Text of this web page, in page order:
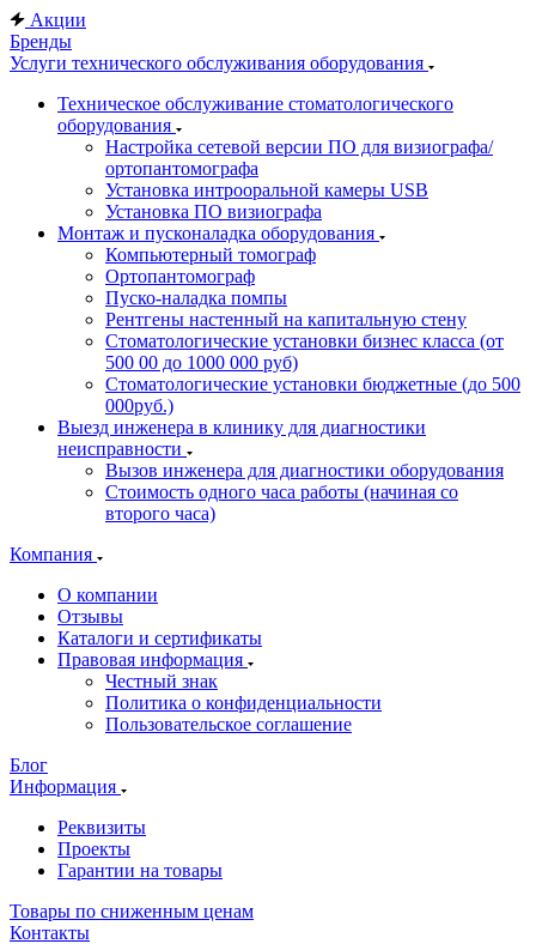
Акции
Бренды
Услуги технического обслуживания оборудования
Техническое обслуживание стоматологического
оборудования
Настройка сетевой версии ПО для визиографа/
ортопантомографа
Установка интрооральной камеры USB
Установка ПО визиографа
Монтаж и пусконаладка оборудования
Компьютерный томограф
Ортопантомограф
Пуско-наладка помпы
Рентгены настенный на капитальную стену
Стоматологические установки бизнес класса (от
500 00 до 1000 000 руб)
Стоматологические установки бюджетные (до 500
000руб.)
Выезд инженера в клинику для диагностики
неисправности
Вызов инженера для диагностики оборудования
Стоимость одного часа работы (начиная со
второго часа)
Компания
О компании
Отзывы
Каталоги и сертификаты
Правовая информация
Честный знак
Политика о конфиденциальности
Пользовательское соглашение
Блог
Информация
Реквизиты
Проекты
Гарантии на товары
Товары по сниженным ценам
Контакты